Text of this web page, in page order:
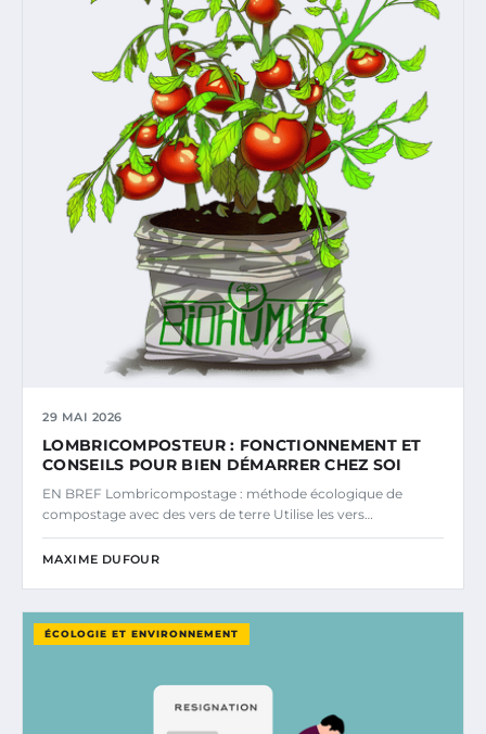
29 MAI 2026
LOMBRICOMPOSTEUR : FONCTIONNEMENT ET
CONSEILS POUR BIEN DÉMARRER CHEZ SOI
EN BREF Lombricompostage : méthode écologique de
compostage avec des vers de terre Utilise les vers…
MAXIME DUFOUR
ÉCOLOGIE ET ENVIRONNEMENT